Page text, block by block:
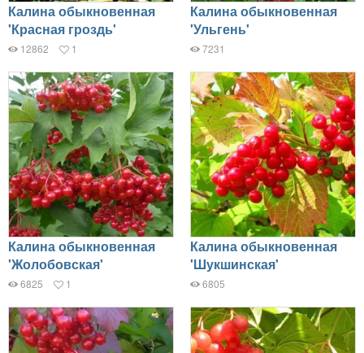
Калина обыкновенная
'Красная гроздь'
12862 1
Калина обыкновенная
'Ульгень'
7231
Калина обыкновенная
'Жолобовская'
6825 1
Калина обыкновенная
'Шукшинская'
6805